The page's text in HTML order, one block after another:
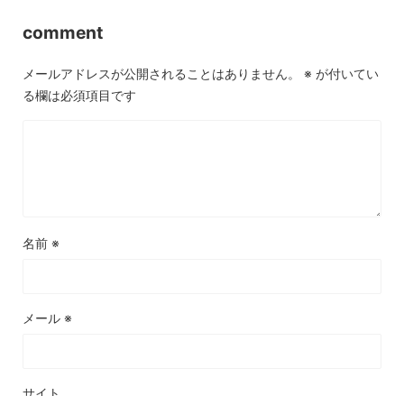
comment
メールアドレスが公開されることはありません。 ※ が付いてい
る欄は必須項目です
名前 ※
メール ※
サイト